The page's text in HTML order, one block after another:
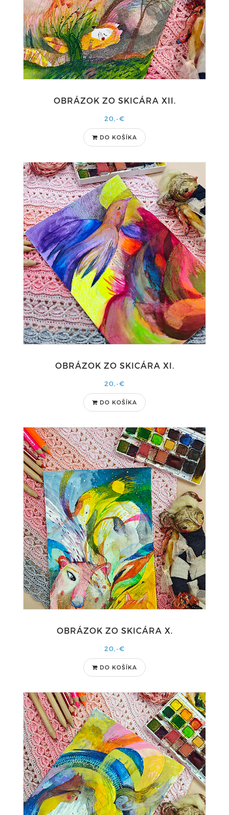
OBRÁZOK ZO SKICÁRA XII.
20,-€
DO KOŠÍKA
OBRÁZOK ZO SKICÁRA XI.
20,-€
DO KOŠÍKA
OBRÁZOK ZO SKICÁRA X.
20,-€
DO KOŠÍKA